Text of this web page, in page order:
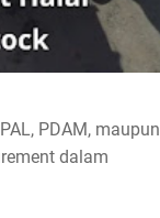
PDAM, maupun
dalam